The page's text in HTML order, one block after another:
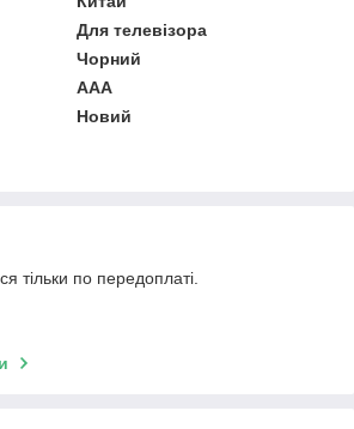
Для телевізора
Чорний
AAA
Новий
тільки по передоплаті.